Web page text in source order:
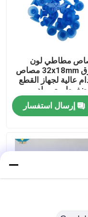
مطاطي لون
أزرق 32x18mm مصاص
عالية لجهاز القطع
مع مواد
دائمة
إرسال استفسار